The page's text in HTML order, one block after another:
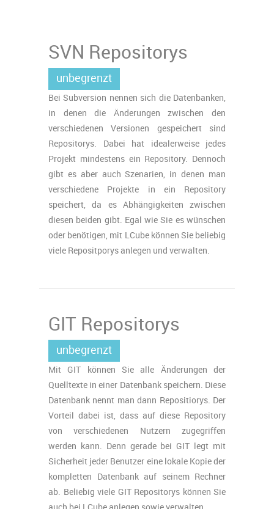
SVN Repositorys
unbegrenzt
Bei Subversion nennen sich die Datenbanken,
in denen die Änderungen zwischen den
verschiedenen Versionen gespeichert sind
Repositorys. Dabei hat idealerweise jedes
Projekt mindestens ein Repository. Dennoch
gibt es aber auch Szenarien, in denen man
verschiedene Projekte in ein Repository
speichert, da es Abhängigkeiten zwischen
diesen beiden gibt. Egal wie Sie es wünschen
oder benötigen, mit LCube können Sie beliebig
viele Repositporys anlegen und verwalten.
GIT Repositorys
unbegrenzt
Mit GIT können Sie alle Änderungen der
Quelltexte in einer Datenbank speichern. Diese
Datenbank nennt man dann Repositiorys. Der
Vorteil dabei ist, dass auf diese Repository
von verschiedenen Nutzern zugegriffen
werden kann. Denn gerade bei GIT legt mit
Sicherheit jeder Benutzer eine lokale Kopie der
kompletten Datenbank auf seinem Rechner
ab. Beliebig viele GIT Repositorys können Sie